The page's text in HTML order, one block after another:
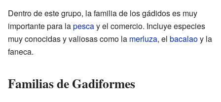
Dentro de este grupo, la familia de los gádidos es muy
importante para lapescay el comercio. Incluye especies
muy conocidas y valiosas como la merluza, el bacalaoy la
faneca.
Familias de Gadiformes